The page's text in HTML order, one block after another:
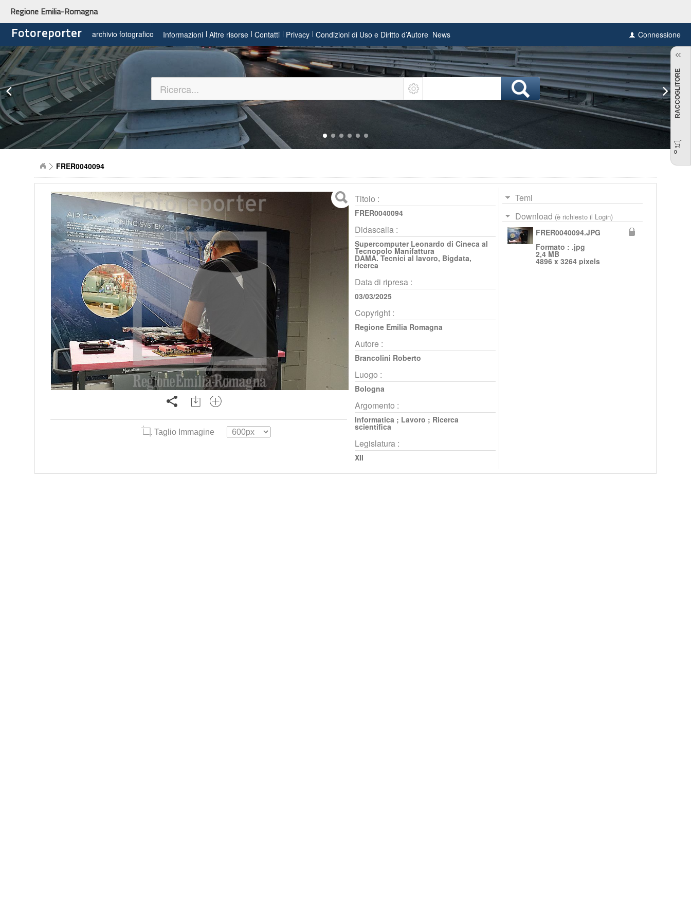
Regione Emilia-Romagna
Fotoreporter archivio fotografico Informazioni Altre risorse Contatti Privacy Condizioni di Uso e Diritto d’Autore News Connessione
FRER0040094
Taglio Immagine
Titolo :
FRER0040094
Didascalia :
Supercomputer Leonardo di Cineca al
Tecnopolo Manifattura
DAMA. Tecnici al lavoro, Bigdata,
ricerca
Data di ripresa :
03/03/2025
Copyright :
Regione Emilia Romagna
Autore :
Brancolini Roberto
Luogo :
Bologna
Argomento :
Informatica ; Lavoro ; Ricerca
scientifica
Legislatura :
XII
Temi
Download (è richiesto il Login)
FRER0040094.JPG
Formato : .jpg
2,4 MB
4896 x 3264 pixels
RACCOGLITORE
0